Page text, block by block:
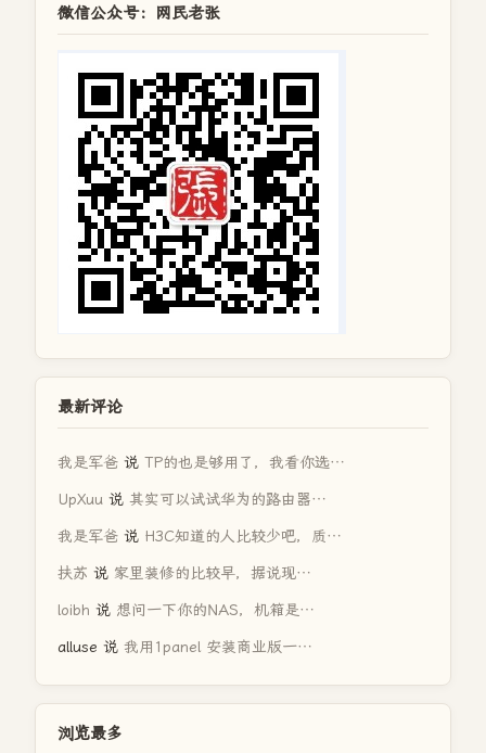
微信公众号：网民老张
最新评论
我是军爸 说 TP的也是够用了，我看你选…
UpXuu 说 其实可以试试华为的路由器…
我是军爸 说 H3C知道的人比较少吧，质…
扶苏 说 家里装修的比较早，据说现…
loibh 说 想问一下你的NAS，机箱是…
alluse 说 我用1panel 安装商业版一…
浏览最多